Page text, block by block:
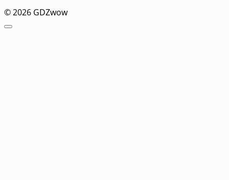
© 2026 GDZwow